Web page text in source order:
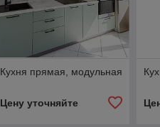
Кухня прямая, модульная
Цену уточняйте